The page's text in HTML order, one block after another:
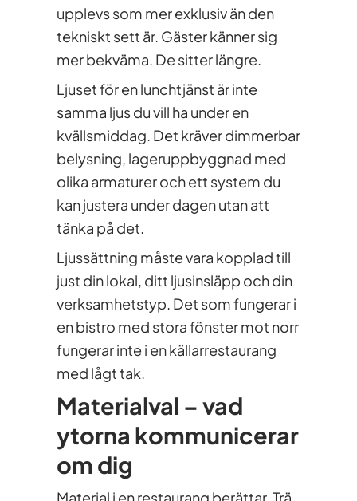
upplevs som mer exklusiv än den
tekniskt sett är. Gäster känner sig
mer bekväma. De sitter längre.
Ljuset för en lunchtjänst är inte
samma ljus du vill ha under en
kvällsmiddag. Det kräver dimmerbar
belysning, lageruppbyggnad med
olika armaturer och ett system du
kan justera under dagen utan att
tänka på det.
Ljussättning måste vara kopplad till
just din lokal, ditt ljusinsläpp och din
verksamhetstyp. Det som fungerar i
en bistro med stora fönster mot norr
fungerar inte i en källarrestaurang
med lågt tak.
Materialval – vad
ytorna kommunicerar
om dig
Material i en restaurang berättar. Trä